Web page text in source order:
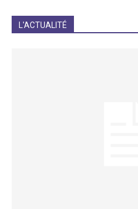
L'ACTUALITÉ